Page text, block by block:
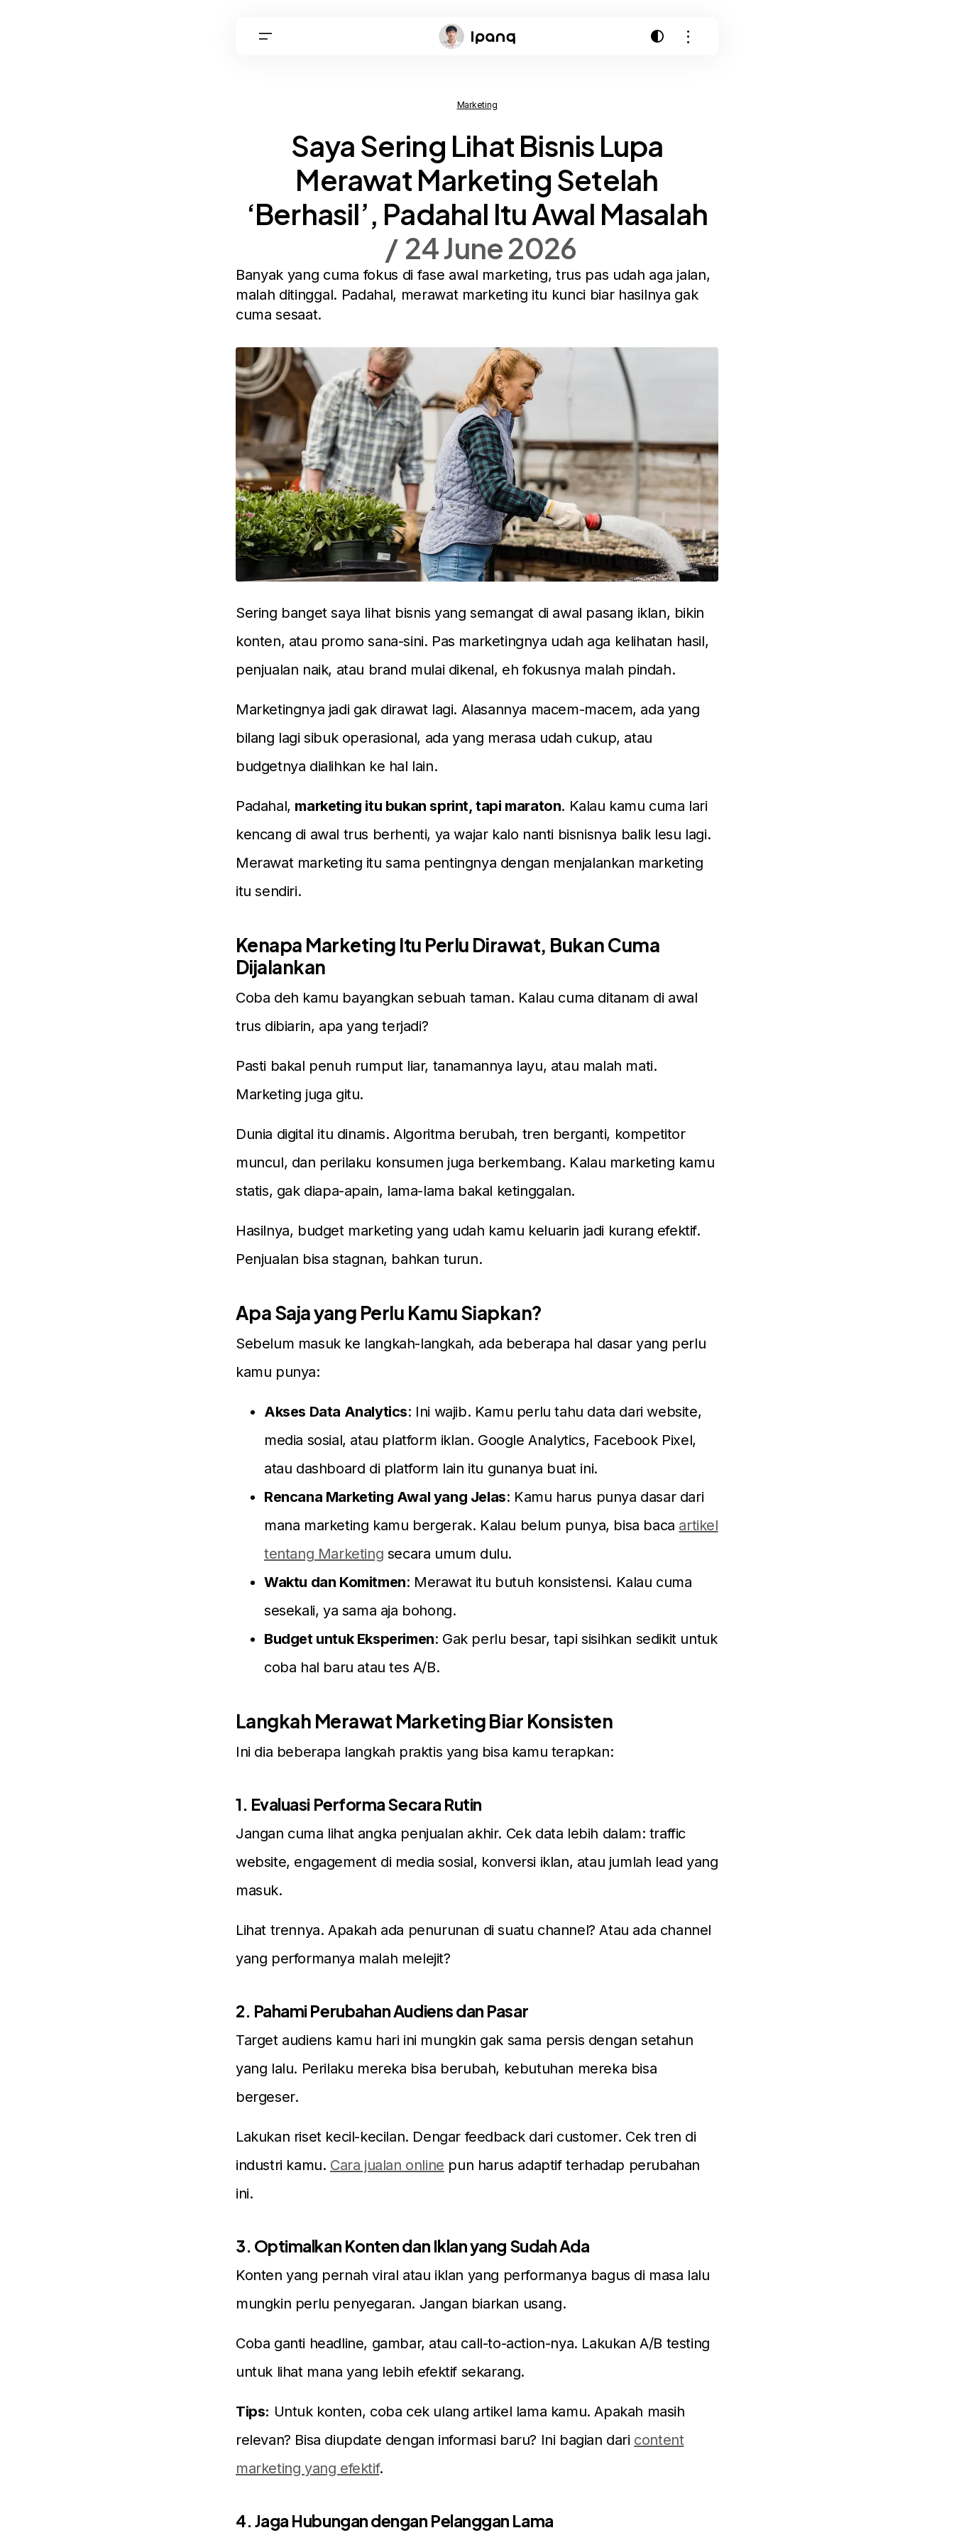
Marketing
Saya Sering Lihat Bisnis Lupa
Merawat Marketing Setelah
‘Berhasil’, Padahal Itu Awal Masalah
24 June 2026
Banyak yang cuma fokus di fase awal marketing, trus pas udah aga jalan,
malah ditinggal. Padahal, merawat marketing itu kunci biar hasilnya gak
cuma sesaat.
Sering banget saya lihat bisnis yang semangat di awal pasang iklan, bikin
konten, atau promo sana-sini. Pas marketingnya udah aga kelihatan hasil,
penjualan naik, atau brand mulai dikenal, eh fokusnya malah pindah.
Marketingnya jadi gak dirawat lagi. Alasannya macem-macem, ada yang
bilang lagi sibuk operasional, ada yang merasa udah cukup, atau
budgetnya dialihkan ke hal lain.
Padahal, marketing itu bukan sprint, tapi maraton. Kalau kamu cuma lari
kencang di awal trus berhenti, ya wajar kalo nanti bisnisnya balik lesu lagi.
Merawat marketing itu sama pentingnya dengan menjalankan marketing
itu sendiri.
Kenapa Marketing Itu Perlu Dirawat, Bukan Cuma
Dijalankan
Coba deh kamu bayangkan sebuah taman. Kalau cuma ditanam di awal
trus dibiarin, apa yang terjadi?
Pasti bakal penuh rumput liar, tanamannya layu, atau malah mati.
Marketing juga gitu.
Dunia digital itu dinamis. Algoritma berubah, tren berganti, kompetitor
muncul, dan perilaku konsumen juga berkembang. Kalau marketing kamu
statis, gak diapa-apain, lama-lama bakal ketinggalan.
Hasilnya, budget marketing yang udah kamu keluarin jadi kurang efektif.
Penjualan bisa stagnan, bahkan turun.
Apa Saja yang Perlu Kamu Siapkan?
Sebelum masuk ke langkah-langkah, ada beberapa hal dasar yang perlu
kamu punya:
Akses Data Analytics: Ini wajib. Kamu perlu tahu data dari website,
media sosial, atau platform iklan. Google Analytics, Facebook Pixel,
atau dashboard di platform lain itu gunanya buat ini.
Rencana Marketing Awal yang Jelas: Kamu harus punya dasar dari
mana marketing kamu bergerak. Kalau belum punya, bisa baca artikel
tentang Marketing secara umum dulu.
Waktu dan Komitmen: Merawat itu butuh konsistensi. Kalau cuma
sesekali, ya sama aja bohong.
Budget untuk Eksperimen: Gak perlu besar, tapi sisihkan sedikit untuk
coba hal baru atau tes A/B.
Langkah Merawat Marketing Biar Konsisten
Ini dia beberapa langkah praktis yang bisa kamu terapkan:
1. Evaluasi Performa Secara Rutin
Jangan cuma lihat angka penjualan akhir. Cek data lebih dalam: traffic
website, engagement di media sosial, konversi iklan, atau jumlah lead yang
masuk.
Lihat trennya. Apakah ada penurunan di suatu channel? Atau ada channel
yang performanya malah melejit?
2. Pahami Perubahan Audiens dan Pasar
Target audiens kamu hari ini mungkin gak sama persis dengan setahun
yang lalu. Perilaku mereka bisa berubah, kebutuhan mereka bisa
bergeser.
Lakukan riset kecil-kecilan. Dengar feedback dari customer. Cek tren di
industri kamu. Cara jualan online pun harus adaptif terhadap perubahan
ini.
3. Optimalkan Konten dan Iklan yang Sudah Ada
Konten yang pernah viral atau iklan yang performanya bagus di masa lalu
mungkin perlu penyegaran. Jangan biarkan usang.
Coba ganti headline, gambar, atau call-to-action-nya. Lakukan A/B testing
untuk lihat mana yang lebih efektif sekarang.
Tips: Untuk konten, coba cek ulang artikel lama kamu. Apakah masih
relevan? Bisa diupdate dengan informasi baru? Ini bagian dari content
marketing yang efektif.
4. Jaga Hubungan dengan Pelanggan Lama